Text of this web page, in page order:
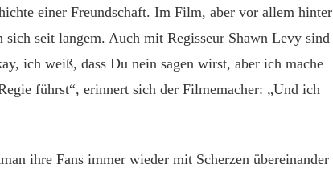
einer Freundschaft. Im Film, aber vor allem hinter
sich seit langem. Auch mit Regisseur Shawn Levy sind
ich weiß, dass Du nein sagen wirst, aber ich mache
führst“, erinnert sich der Filmemacher: „Und ich
ihre Fans immer wieder mit Scherzen übereinander